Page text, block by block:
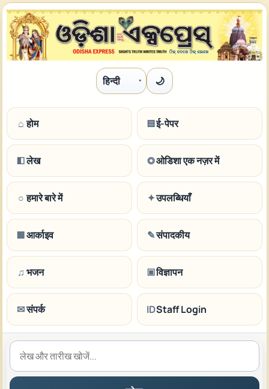
🌙
⌂ होम ▤ई-पेपर
◧लेख ◎ओडिशा एक नज़र में
○ हमारे बारे में ✦उपलब्धियाँ
▦आर्काइव ✎संपादकीय
♫ भजन ▣विज्ञापन
✉संपर्क IDStaff Login